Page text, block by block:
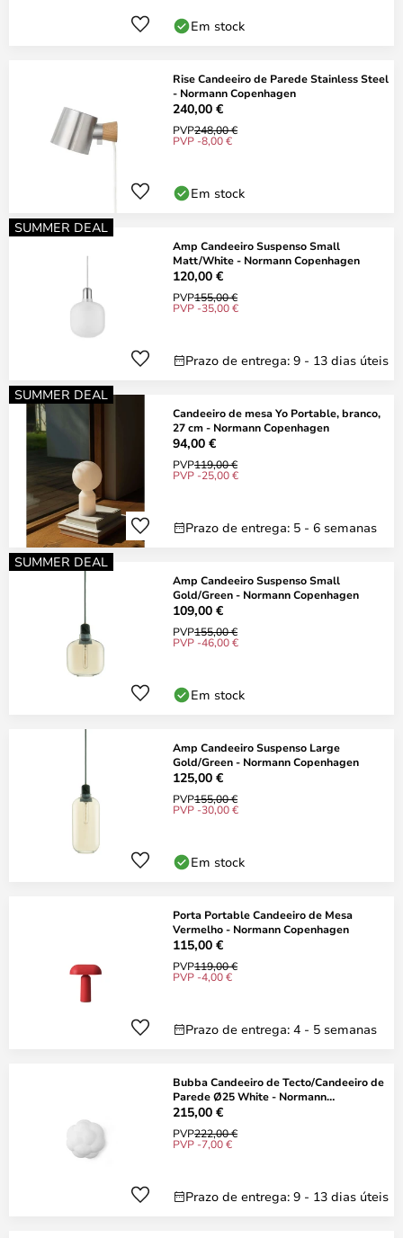
Em stock
Rise Candeeiro de Parede Stainless Steel
- Normann Copenhagen
240,00 €
PVP248,00 €
PVP -8,00 €
Em stock
SUMMER DEAL
Amp Candeeiro Suspenso Small
Matt/White - Normann Copenhagen
120,00 €
PVP155,00 €
PVP -35,00 €
Prazo de entrega: 9 - 13 dias úteis
SUMMER DEAL
Candeeiro de mesa Yo Portable, branco,
27 cm - Normann Copenhagen
94,00 €
PVP119,00 €
PVP -25,00 €
Prazo de entrega: 5 - 6 semanas
SUMMER DEAL
Amp Candeeiro Suspenso Small
Gold/Green - Normann Copenhagen
109,00 €
PVP155,00 €
PVP -46,00 €
Em stock
Amp Candeeiro Suspenso Large
Gold/Green - Normann Copenhagen
125,00 €
PVP155,00 €
PVP -30,00 €
Em stock
Porta Portable Candeeiro de Mesa
Vermelho - Normann Copenhagen
115,00 €
PVP119,00 €
PVP -4,00 €
Prazo de entrega: 4 - 5 semanas
Bubba Candeeiro de Tecto/Candeeiro de
Parede Ø25 White - Normann
Copenhagen
215,00 €
PVP222,00 €
PVP -7,00 €
Prazo de entrega: 9 - 13 dias úteis